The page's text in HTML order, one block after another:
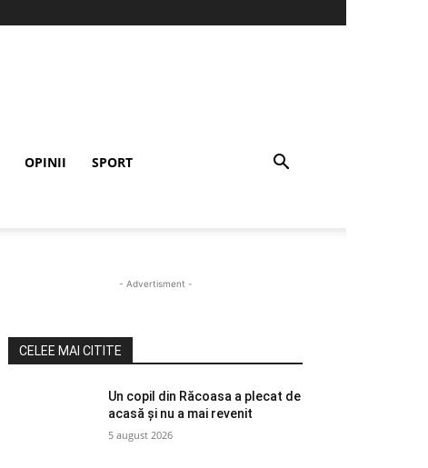
OPINII SPORT
- Advertisment -
CELEE MAI CITITE
Un copil din Răcoasa a plecat de
acasă și nu a mai revenit
5 august 2026